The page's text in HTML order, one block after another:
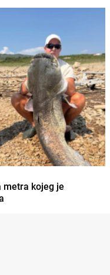
metra kojeg je